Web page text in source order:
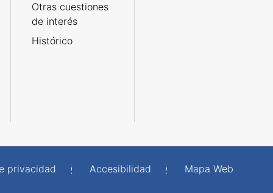
Otras cuestiones
de interés
Histórico
privacidad Accesibilidad
Mapa Web